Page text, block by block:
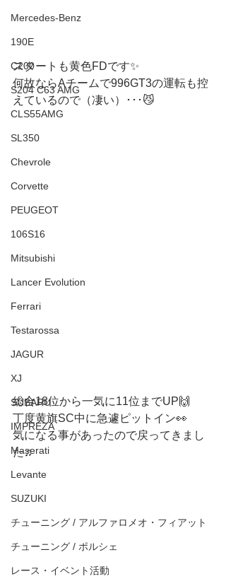
Mercedes-Benz
190E
C200
S204 C63 AMG
CLS55AMG
SL350
Chevrole
Corvette
PEUGEOT
106S16
Mitsubishi
Lancer Evolution
Ferrari
Testarossa
JAGUR
XJ
SUBARU
IMPREZA
Maserati
Levante
SUZUKI
チューニング / アルファロメオ・フィアット
チューニング / ポルシェ
レース・イベント活動
スタートも黄色FDです✨
何故ならAチームで996GT3の運転も控
えているので（凄い）･･･😼
総合18位から一気に11位までUP🙌
丁度黄旗SC中に急遽ピットイン👀
気になる事があったので戻ってきまし
た♫